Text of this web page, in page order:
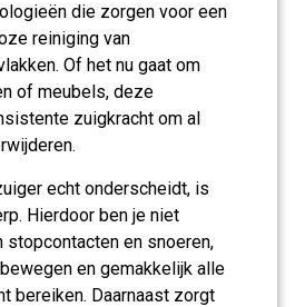
die zorgen voor een
reiniging van
Of het nu gaat om
of meubels, deze
zuigkracht om al
echt onderscheidt, is
Hierdoor ben je niet
stopcontacten en snoeren,
en gemakkelijk alle
bereiken. Daarnaast zorgt